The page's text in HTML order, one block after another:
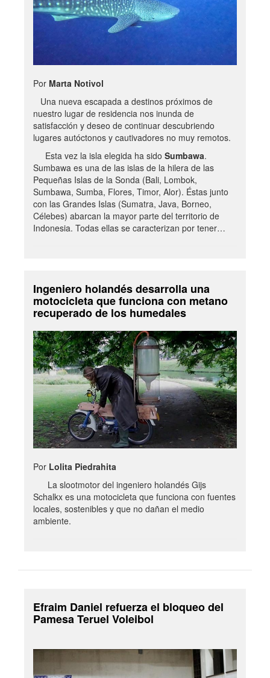
Por Marta Notivol
Una nueva escapada a destinos próximos de
nuestro lugar de residencia nos inunda de
satisfacción y deseo de continuar descubriendo
lugares autóctonos y cautivadores no muy remotos.
Esta vez la isla elegida ha sido Sumbawa.
Sumbawa es una de las islas de la hilera de las
Pequeñas Islas de la Sonda (Bali, Lombok,
Sumbawa, Sumba, Flores, Timor, Alor). Éstas junto
con las Grandes Islas (Sumatra, Java, Borneo,
Célebes) abarcan la mayor parte del territorio de
Indonesia. Todas ellas se caracterizan por tener…
Ingeniero holandés desarrolla una
motocicleta que funciona con metano
recuperado de los humedales
Por Lolita Piedrahita
La slootmotor del ingeniero holandés Gijs
Schalkx es una motocicleta que funciona con fuentes
locales, sostenibles y que no dañan el medio
ambiente.
Efraim Daniel refuerza el bloqueo del
Pamesa Teruel Voleibol